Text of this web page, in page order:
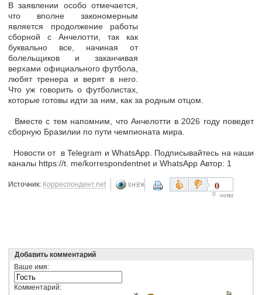
В заявлении особо отмечается,
что вполне закономерным
является продолжение работы
сборной с Анчелотти, так как
буквально все, начиная от
болельщиков и заканчивая
верхами официального футбола,
любят тренера и верят в него.
Что уж говорить о футболистах,
которые готовы идти за ним, как за родным отцом.
Вместе с тем напомним, что Анчелотти в 2026 году поведет
сборную Бразилии по пути чемпионата мира.
Новости от в Telegram и WhatsApp. Подписывайтесь на наши
каналы https://t. me/korrespondentnet и WhatsApp Автор: 1
Источник: Корреспондент.net 0
0
Добавить комментарий
Ваше имя:
Комментарий: